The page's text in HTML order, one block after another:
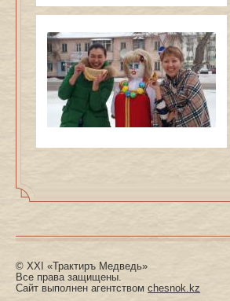
© XXI «Трактиръ Медведь»
Все права защищены.
Сайт выполнен агентством chesnok.kz